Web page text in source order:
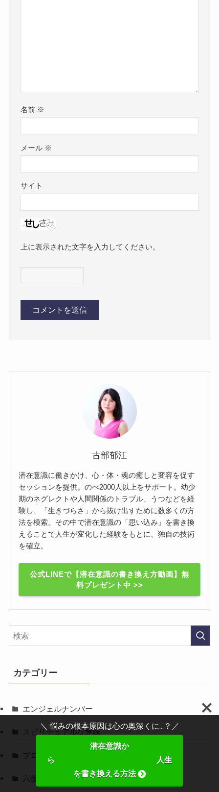
名前 ※
メール ※
サイト
上に表示された文字を入力してください。
古部郁江
潜在意識に働きかけ、心・体・魂の癒しと変容を促す
セッションを提供。のべ2000人以上をサポート。幼少
期のネグレクトや人間関係のトラブル、うつなどを経
験し、「生きづらさ」から抜け出すために数多くの方
法を模索。その中で潜在意識の「思い込み」を書き換
えることで人生が変化した経験をもとに、独自の技術
を確立。
公式LINEで【潜在意識の書き換え方動画】無
料プレゼント中 >>
カテゴリー
エンジェルナンバー
スピリチュアルな意味
ブログ
六星占術
＼ 悩みの根本原因は心の奥深くに...？／
潜在意識か
ら 人生
を書き換える方法